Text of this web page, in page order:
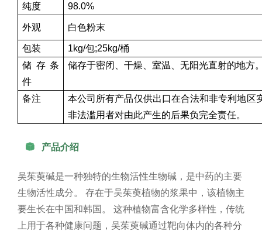
纯度 98.0%
外观 白色粉末
包装
1kg/包;25kg/桶
储存条
件
储存于密闭、干燥、室温、无阳光直射的地方
备注
本公司所有产品仅供出口在合法和非专利地区
非法滥用者对由此产生的后果负完全责任。
 产品介绍
吴茱萸碱是一种独特的生物活性生物碱，是中药的主要
生物活性成分。 存在于吴茱萸植物的浆果中，该植物主
要生长在中国和韩国。 这种植物富含化学多样性，传统
上用于各种健康问题，吴茱萸碱通过靶向体内的各种分